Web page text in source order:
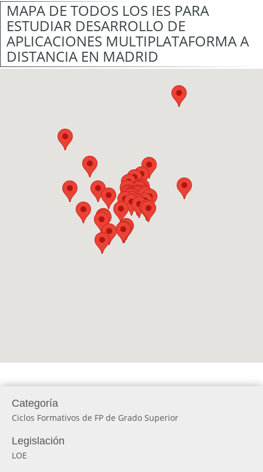
MAPA DE TODOS LOS IES PARA
ESTUDIAR DESARROLLO DE
APLICACIONES MULTIPLATAFORMA A
DISTANCIA EN MADRID
Categoría
Ciclos Formativos de FP de Grado Superior
Legislación
LOE